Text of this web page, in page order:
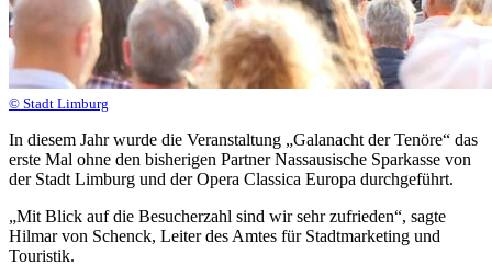
© Stadt Limburg
In diesem Jahr wurde die Veranstaltung „Galanacht der Tenöre“ das
erste Mal ohne den bisherigen Partner Nassausische Sparkasse von
der Stadt Limburg und der Opera Classica Europa durchgeführt.
„Mit Blick auf die Besucherzahl sind wir sehr zufrieden“, sagte
Hilmar von Schenck, Leiter des Amtes für Stadtmarketing und
Touristik.